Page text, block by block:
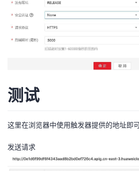
测试
这里在浏览器中使用触发器提供的地址即
发送请求